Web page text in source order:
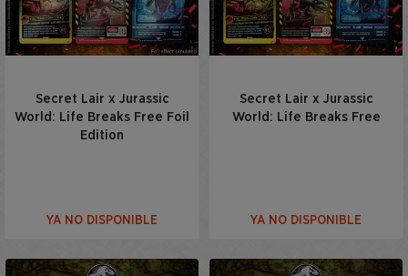
Secret Lair x Jurassic
World: Life Breaks Free Foil
Edition
YA NO DISPONIBLE
Secret Lair x Jurassic
World: Life Breaks Free
YA NO DISPONIBLE